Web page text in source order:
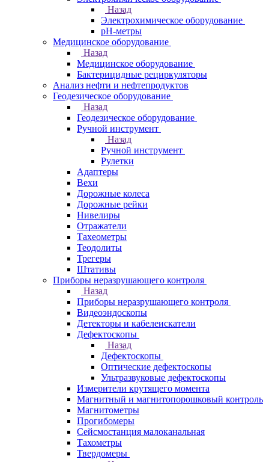
Назад
Электрохимическое оборудование
pH-метры
Медицинское оборудование
Назад
Медицинское оборудование
Бактерицидные рециркуляторы
Анализ нефти и нефтепродуктов
Геодезическое оборудование
Назад
Геодезическое оборудование
Ручной инструмент
Назад
Ручной инструмент
Рулетки
Адаптеры
Вехи
Дорожные колеса
Дорожные рейки
Нивелиры
Отражатели
Тахеометры
Теодолиты
Трегеры
Штативы
Приборы неразрушающего контроля
Назад
Приборы неразрушающего контроля
Видеоэндоскопы
Детекторы и кабелеискатели
Дефектоскопы
Назад
Дефектоскопы
Оптические дефектоскопы
Ультразвуковые дефектоскопы
Измерители крутящего момента
Магнитный и магнитопорошковый контроль
Магнитометры
Прогибомеры
Сейсмостанция малоканальная
Тахометры
Твердомеры